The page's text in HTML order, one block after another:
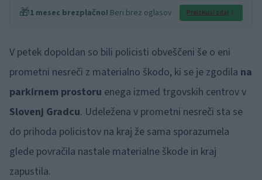
🎁1 mesec brezplačno! Beri brez oglasov Preizkusi zdaj
V petek dopoldan so bili policisti obveščeni še o eni
prometni nesreči z materialno škodo, ki se je zgodila na
parkirnem prostoru enega izmed trgovskih centrov v
Slovenj Gradcu. Udeležena v prometni nesreči sta se
do prihoda policistov na kraj že sama sporazumela
glede povračila nastale materialne škode in kraj
zapustila.